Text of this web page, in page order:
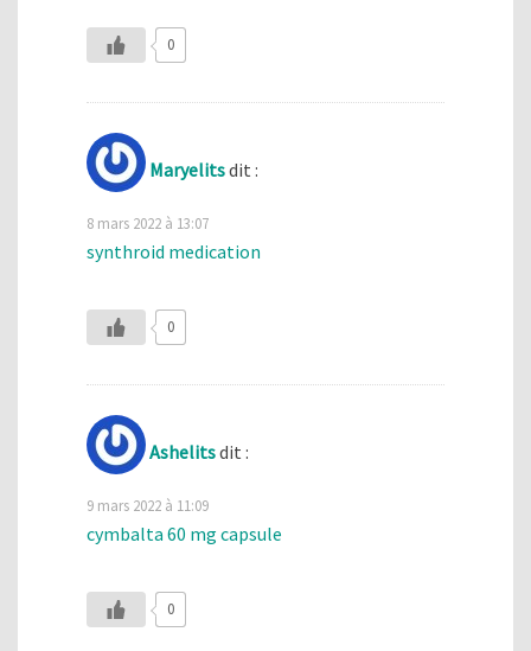
0
Maryelitsdit :
8 mars 2022 à 13:07
synthroid medication
0
Ashelitsdit :
9 mars 2022 à 11:09
cymbalta 60 mg capsule
0